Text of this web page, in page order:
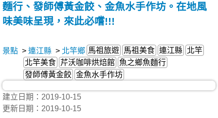
風味美味呈現，來此必嚐!!!
麵行、發師傅黃金餃、金魚水手作坊。在地風
味美味呈現，來此必嚐!!!
景點 > 連江縣 > 北竿鄉 馬祖旅遊 馬祖美食 連江縣
北竿
北竿美食 芹沃咖啡烘焙館 魚之鄉魚麵行
發師傅黃金餃 金魚水手作坊
建立日期：2019-10-15
更新日期：2019-10-15